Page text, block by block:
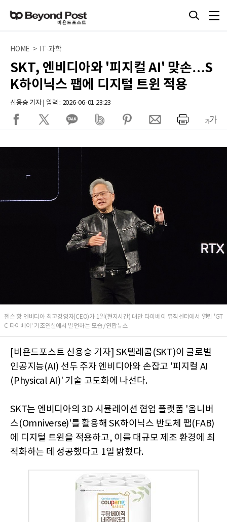
HOME > IT·과학
SKT, 엔비디아와 '피지컬 AI' 맞손…S
K하이닉스 팹에 디지털 트윈 적용
신용승 기자 | 입력 : 2026-06-01 23:23
젠슨 황 엔비디아 최고경영자(CEO)가 1일(현지시간) 대만 타이베이 뮤직센터에서 열린 'GT
C 타이베이' 기조연설에서 발언하는 모습./연합뉴스
[비욘드포스트 신용승 기자] SK텔레콤(SKT)이 글로벌
인공지능(AI) 선두 주자 엔비디아와 손잡고 '피지컬 AI
(Physical AI)' 기술 고도화에 나선다.
SKT는 엔비디아의 3D 시뮬레이션 협업 플랫폼 '옴니버
스(Omniverse)'를 활용해 SK하이닉스 반도체 팹(FAB)
에 디지털 트윈을 적용하고, 이를 대규모 제조 환경에 최
적화하는 데 성공했다고 1일 밝혔다.